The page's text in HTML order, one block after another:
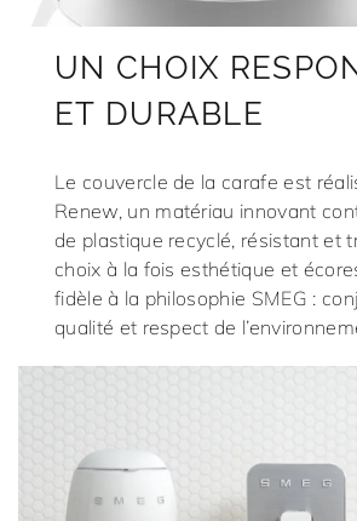
UN CHOIX
ET DURABLE
Le couvercle de la carafe est
Renew, un matériau innovant
de plastique recyclé, résistant et
choix à la fois esthétique et
fidèle à la philosophie SMEG :
qualité et respect de